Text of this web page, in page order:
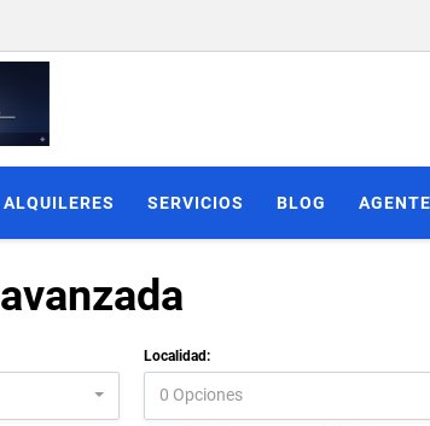
ALQUILERES SERVICIOS BLOG
avanzada
Localidad:
0 Opciones